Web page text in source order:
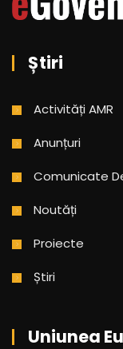
Știri
Activități AMR
Anunțuri
Comunicate
Noutăți
Proiecte
Știri
Uniunea